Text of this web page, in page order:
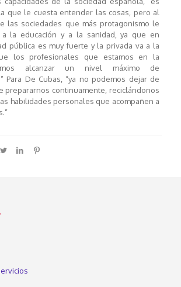
que le cuesta entender las cosas, pero al
las sociedades que más protagonismo le
a la educación y a la sanidad, ya que en
pública es muy fuerte y la privada va a la
los profesionales que estamos en la
alcanzar un nivel máximo de
Para De Cubas, “ya no podemos dejar de
prepararnos continuamente, reciclándonos
habilidades personales que acompañen a